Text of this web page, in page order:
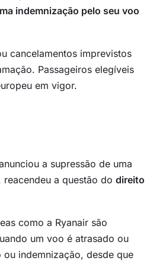
indemnização pelo seu voo
cancelamentos imprevistos
Passageiros elegíveis
em vigor.
a supressão de uma
a questão do direito
como a Ryanair são
um voo é atrasado ou
indemnização, desde que